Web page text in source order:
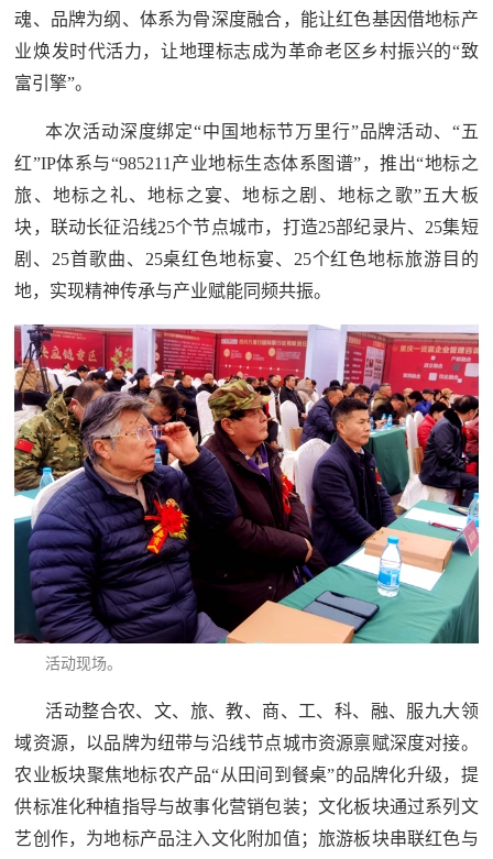
防
空
防
智
国
防
智
库
雄
范
英
雄
模
范
退
役
军
人
风
采
退
役
人
风
采
退
人
服
魂、品牌为纲、体系为骨深度融合，能让红色基因借地标产
业焕发时代活力，让地理标志成为革命老区乡村振兴的“致
富引擎”。
本次活动深度绑定“中国地标节万里行”品牌活动、“五
红”IP体系与“985211产业地标生态体系图谱”，推出“地标之
旅、地标之礼、地标之宴、地标之剧、地标之歌”五大板
块，联动长征沿线25个节点城市，打造25部纪录片、25集短
剧、25首歌曲、25桌红色地标宴、25个红色地标旅游目的
地，实现精神传承与产业赋能同频共振。
活动现场。
活动整合农、文、旅、教、商、工、科、融、服九大领
域资源，以品牌为纽带与沿线节点城市资源禀赋深度对接。
农业板块聚焦地标农产品“从田间到餐桌”的品牌化升级，提
供标准化种植指导与故事化营销包装；文化板块通过系列文
艺创作，为地标产品注入文化附加值；旅游板块串联红色与